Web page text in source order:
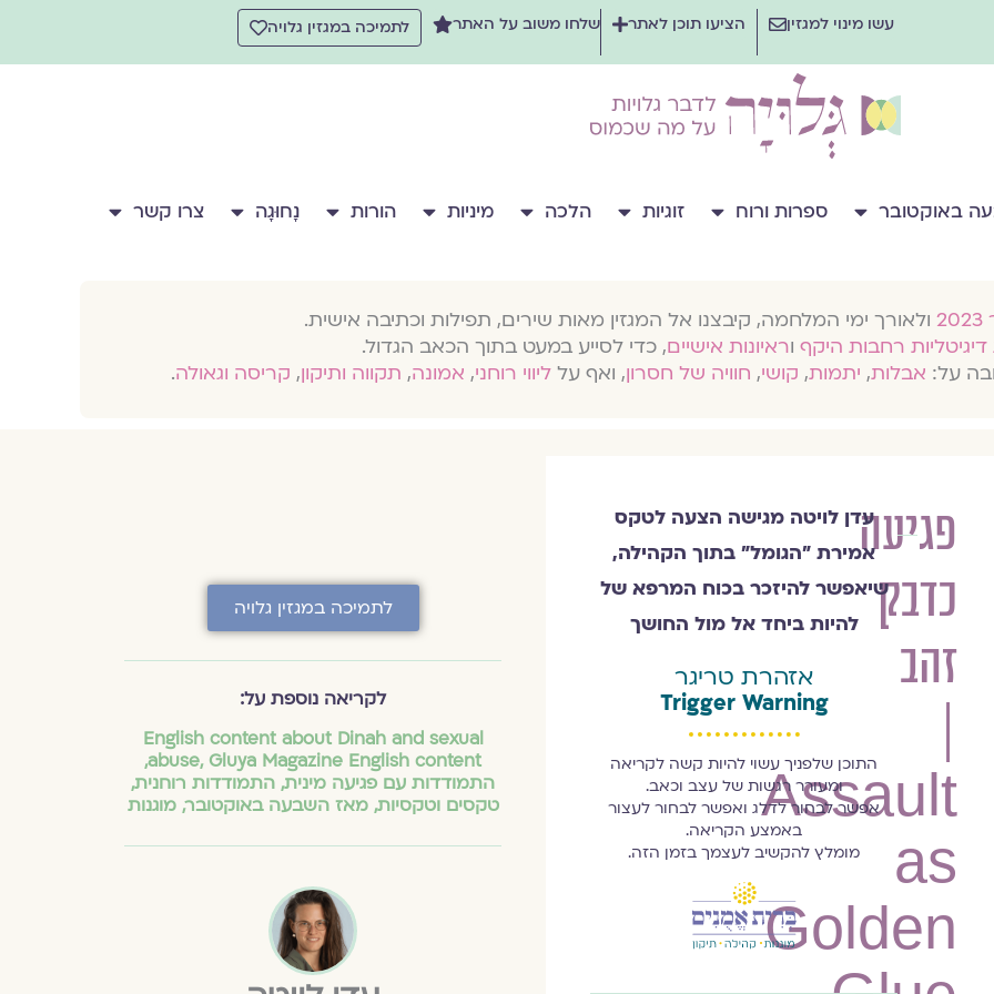
עשו מינוי למגזין הציעו תוכן לאתר שלחו משוב על האתר לתמיכה במגזין גלויה
באוקטובר ספרות ורוח זוגיות הלכה מיניות הורות נָחוּגָה צרו קשר
ולאורך ימי המלחמה, קיבצנו אל המגזין מאות שירים, תפילות וכתיבה אישית.
רחבות היקף וראיונות אישיים, כדי לסייע במעט בתוך הכאב הגדול.
על: אבלות, יתמות, קושי, חוויה של חסרון, ואף על ליווי רוחני, אמונה, תקווה ותיקון, קריסה וגאולה.
פגיעה
כדבק
זהב
Assault
as
Golden
עדן
לויטה
עדן לויטה מגישה הצעה לטקס
אמירת "הגומל" בתוך הקהילה,
שיאפשר להיזכר בכוח המרפא של
להיות ביחד אל מול החושך
אזהרת טריגר
Trigger Warning
התוכן שלפניך עשוי להיות קשה לקריאה
ומעורר רגשות של עצב וכאב.
אפשר לבחור לדלג ואפשר לבחור לעצור
באמצע הקריאה.
מומלץ להקשיב לעצמך בזמן הזה.
לתמיכה במגזין גלויה
לקריאה נוספת על:
English content about Dinah and sexual
abuse, Gluya Magazine English content
,
התמודדות עם פגיעה מינית, התמודדות רוחנית,
טקסים וטקסיות,מאז השבעה באוקטובר,מוגנות